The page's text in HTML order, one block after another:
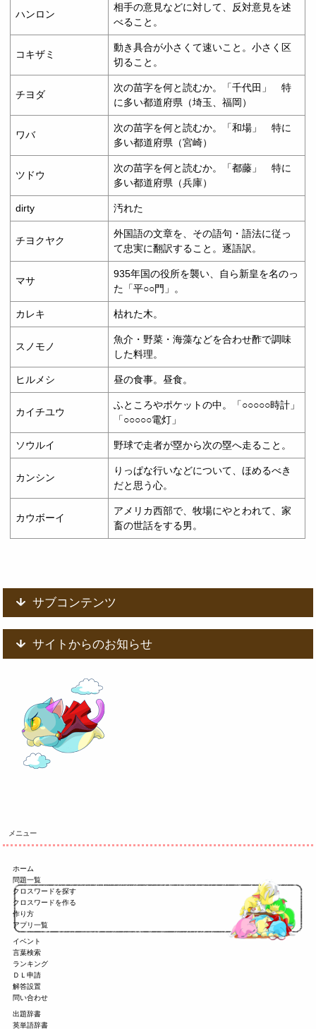
ハンロン
相手の意見などに対して、反対意見を述
べること。
コキザミ
動き具合が小さくて速いこと。小さく区
切ること。
チヨダ
次の苗字を何と読むか。「千代田」 特
に多い都道府県（埼玉、福岡）
ワバ
次の苗字を何と読むか。「和場」 特に
多い都道府県（宮崎）
ツドウ
次の苗字を何と読むか。「都藤」 特に
多い都道府県（兵庫）
dirty 汚れた
チヨクヤク
外国語の文章を、その語句・語法に従っ
て忠実に翻訳すること。逐語訳。
マサ
935年国の役所を襲い、自ら新皇を名のっ
た「平○○門」。
カレキ 枯れた木。
スノモノ
魚介・野菜・海藻などを合わせ酢で調味
した料理。
ヒルメシ 昼の食事。昼食。
カイチユウ
ふところやポケットの中。「○○○○○時計」
「○○○○○電灯」
ソウルイ 野球で走者が塁から次の塁へ走ること。
カンシン
りっぱな行いなどについて、ほめるべき
だと思う心。
カウボーイ
アメリカ西部で、牧場にやとわれて、家
畜の世話をする男。
サブコンテンツ
サイトからのお知らせ
メニュー
ホーム
問題一覧
クロスワードを探す
クロスワードを作る
作り方
アプリ一覧
イベント
言葉検索
ランキング
ＤＬ申請
解答設置
問い合わせ
出題辞書
英単語辞書